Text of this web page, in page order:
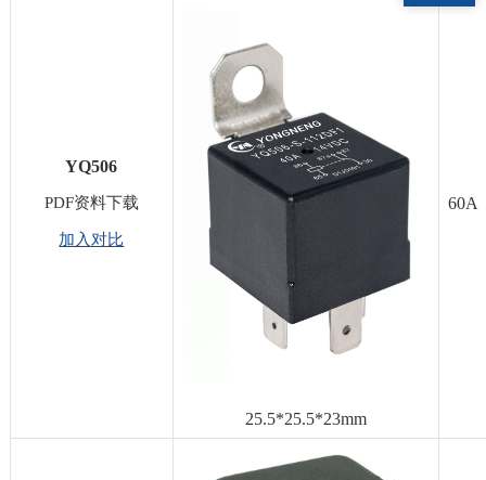
YQ506
PDF资料下载
加入对比
25.5*25.5*23mm
60A